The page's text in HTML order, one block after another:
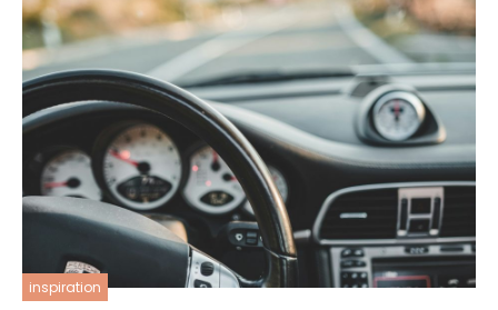
inspiration